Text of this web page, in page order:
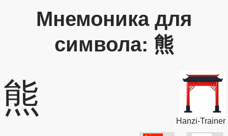
Мнемоника для
символа: 熊
熊
Hanzi-Trainer